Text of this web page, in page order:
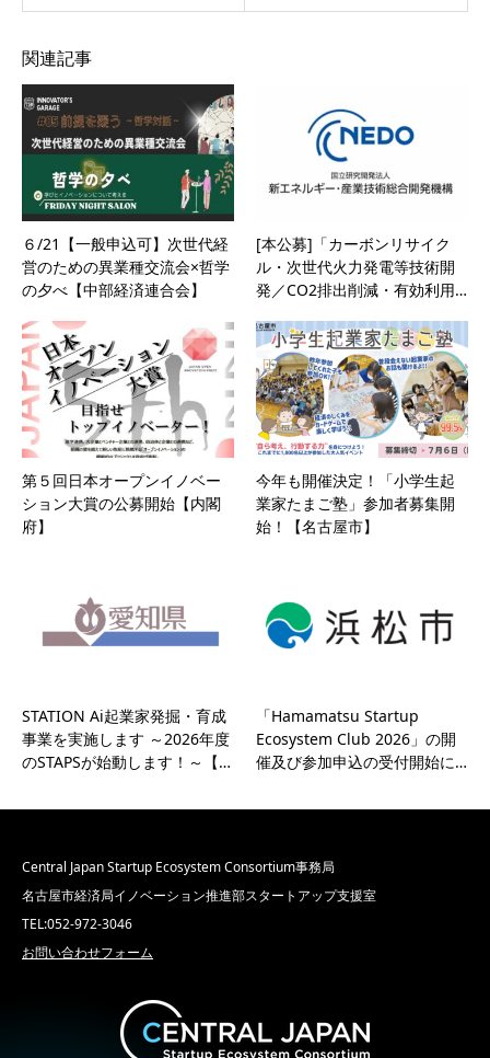
関連記事
６/21【一般申込可】次世代経
営のための異業種交流会×哲学
の夕べ【中部経済連合会】
[本公募]「カーボンリサイク
ル・次世代火力発電等技術開
発／CO2排出削減・有効利用…
第５回日本オープンイノベー
ション大賞の公募開始【内閣
府】
今年も開催決定！「小学生起
業家たまご塾」参加者募集開
始！【名古屋市】
STATION Ai起業家発掘・育成
事業を実施します ～2026年度
のSTAPSが始動します！～【…
「Hamamatsu Startup
Ecosystem Club 2026」の開
催及び参加申込の受付開始に…
Central Japan Startup Ecosystem Consortium事務局
名古屋市経済局イノベーション推進部スタートアップ支援室
TEL:052-972-3046
お問い合わせフォーム